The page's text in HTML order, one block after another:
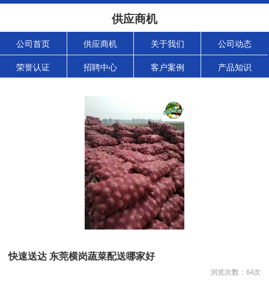
供应商机
公司首页 供应商机 关于我们 公司动态
荣誉认证 招聘中心 客户案例 产品知识
快速送达 东莞横岗蔬菜配送哪家好
浏览次数： 64次